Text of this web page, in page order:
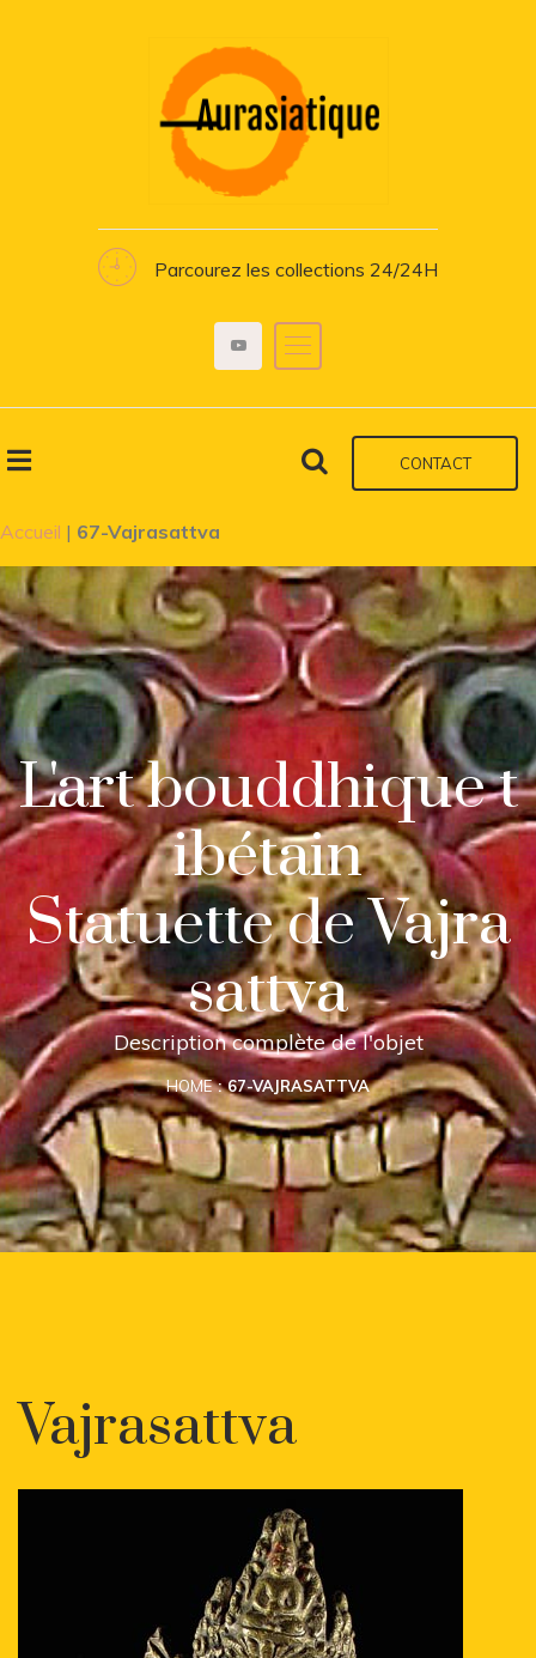
Parcourez les collections 24/24H
CONTACT
Accueil | 67-Vajrasattva
L'art bouddhique t
ibétain
Statuette de Vajra
sattva
Description complète de l'objet
HOME 67-VAJRASATTVA
Vajrasattva